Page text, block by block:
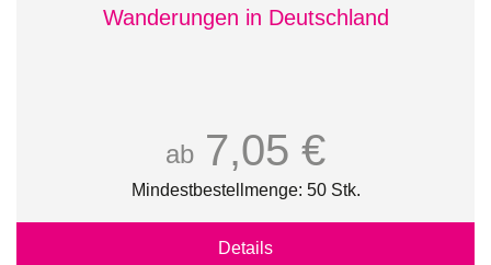
Wanderungen in Deutschland
ab 7,05 €
Mindestbestellmenge: 50 Stk.
Details